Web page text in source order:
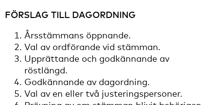
FÖRSLAG TILL DAGORDNING
Årsstämmans öppnande.
Val av ordförande vid stämman.
Upprättande och godkännande av
röstlängd.
Godkännande av dagordning.
Val av en eller två justeringspersoner.